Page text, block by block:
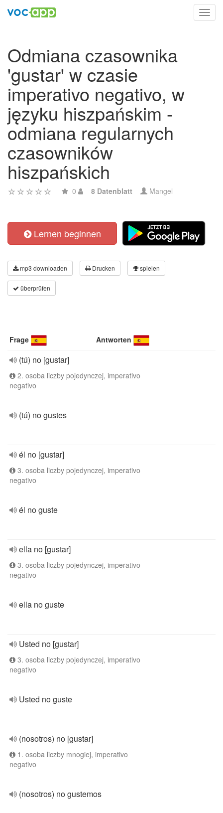
Odmiana czasownika
'gustar' w czasie
imperativo negativo, w
języku hiszpańskim -
odmiana regularnych
czasowników
hiszpańskich
0 8 Datenblatt Mangel
Lernen beginnen
mp3 downloaden Drucken spielen
überprüfen
Frage Antworten
(tú) no [gustar]
2. osoba liczby pojedynczej, imperativo
negativo
(tú) no gustes
él no [gustar]
3. osoba liczby pojedynczej, imperativo
negativo
él no guste
ella no [gustar]
3. osoba liczby pojedynczej, imperativo
negativo
ella no guste
Usted no [gustar]
3. osoba liczby pojedynczej, imperativo
negativo
Usted no guste
(nosotros) no [gustar]
1. osoba liczby mnogiej, imperativo
negativo
(nosotros) no gustemos